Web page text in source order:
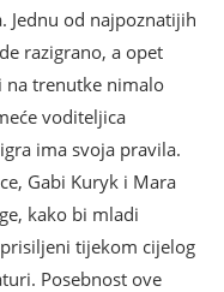
Jednu od najpoznatijih
razigrano, a opet
na trenutke nimalo
voditeljica
ima svoja pravila.
Gabi Kuryk i Mara
kako bi mladi
tijekom cijelog
Posebnost ove